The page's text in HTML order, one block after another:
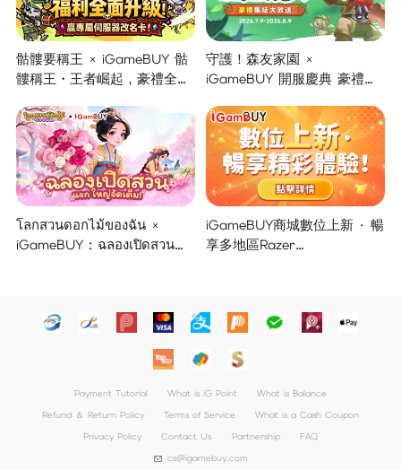
骷髏要稱王 × iGameBUY 骷
髏稱王・王者崛起，豪禮全面
守護！森友家園 ×
iGameBUY 開服慶典 豪禮集
โลกสวนดอกไม้ของฉัน ×
iGameBUY : ฉลองเปิดสวน
iGameBUY商城數位上新 · 暢
享多地區Razer
Payment Tutorial What is iG Point
What is Balance
Refund ＆ Return Policy
Terms of Service
What is a Cash Coupon
Privacy Policy
Contact Us Partnership
FAQ
cs@igamebuy.com